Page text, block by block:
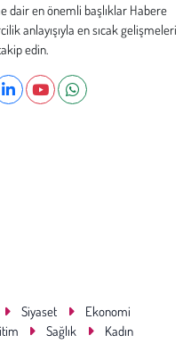
dair en önemli başlıklar Habere
anlayışıyla en sıcak gelişmeleri
edin.
Siyaset
Ekonomi
Sağlık
Kadın